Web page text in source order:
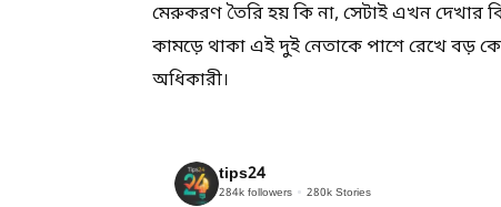
মেরুকরণ তৈরি হয় কি না, সেটাই এখন দেখার
কামড়ে থাকা এই দুই নেতাকে পাশে রেখে বড়
অধিকারী।
tips24
284k followers 280k Stories